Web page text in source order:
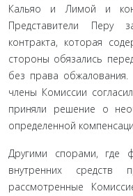
Кальяо и Лимой и
Представители Перу
контракта, которая
стороны обязались
без права обжалования.
члены Комиссии
приняли решение о
определенной
Другими спорами, где
внутренних средств
рассмотрен­ные